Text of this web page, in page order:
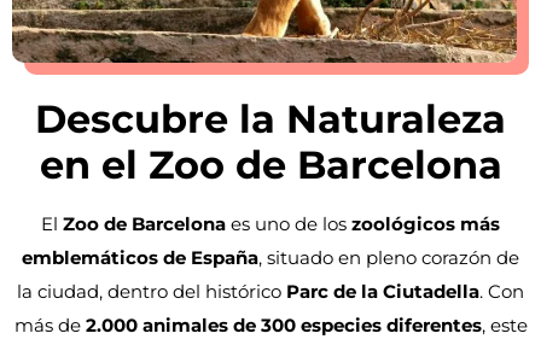
Descubre la Naturaleza
en el Zoo de Barcelona
El Zoo de Barcelona es uno de los zoológicos más
emblemáticos de España, situado en pleno corazón de
la ciudad, dentro del histórico Parc de la Ciutadella. Con
más de 2.000 animales de 300 especies diferentes, este